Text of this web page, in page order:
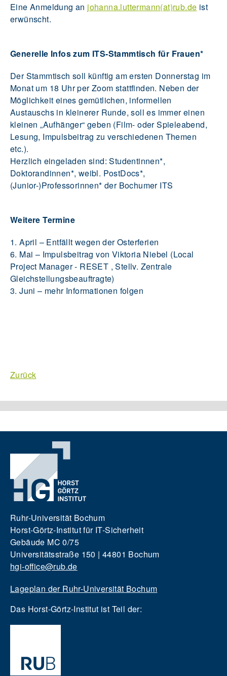
Eine Anmeldung an johanna.luttermann(at)rub.de ist
erwünscht.
Generelle Infos zum ITS-Stammtisch für Frauen*
Der Stammtisch soll künftig am ersten Donnerstag im
Monat um 18 Uhr per Zoom stattfinden. Neben der
Möglichkeit eines gemütlichen, informellen
Austauschs in kleinerer Runde, soll es immer einen
kleinen „Aufhänger“ geben (Film- oder Spieleabend,
Lesung, Impulsbeitrag zu verschiedenen Themen
etc.).
Herzlich eingeladen sind: Studentinnen*,
Doktorandinnen*, weibl. PostDocs*,
(Junior-)Professorinnen* der Bochumer ITS
Weitere Termine
1. April – Entfällt wegen der Osterferien
6. Mai – Impulsbeitrag von Viktoria Niebel (Local
Project Manager - RESET , Stellv. Zentrale
Gleichstellungsbeauftragte)
3. Juni – mehr Informationen folgen
Zurück
Ruhr-Universität Bochum
Horst-Görtz-Institut für IT-Sicherheit
Gebäude MC 0/75
Universitätsstraße 150 | 44801 Bochum
hgi-office@rub.de
Lageplan der Ruhr-Universität Bochum
Das Horst-Görtz-Institut ist Teil der: